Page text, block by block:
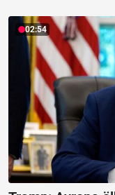
02:54